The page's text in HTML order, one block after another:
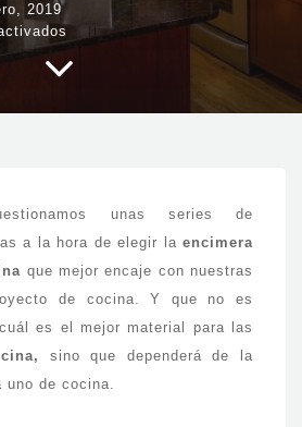
2019
ENCIMERAS
DE
COCINA:
LA
unas series de
a la hora de elegir la encimera
que mejor encaje con nuestras
de cocina. Y que no es
es el mejor material para las
sino que dependerá de la
uno de cocina.